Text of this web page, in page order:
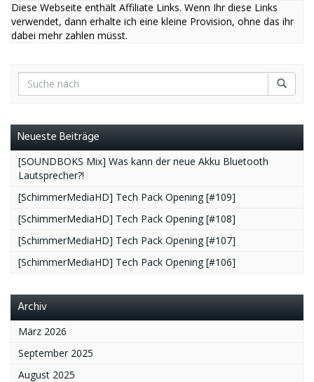
Diese Webseite enthält Affiliate Links. Wenn Ihr diese Links
verwendet, dann erhalte ich eine kleine Provision, ohne das ihr
dabei mehr zahlen müsst.
Neueste Beiträge
[SOUNDBOKS Mix] Was kann der neue Akku Bluetooth
Lautsprecher?!
[SchimmerMediaHD] Tech Pack Opening [#109]
[SchimmerMediaHD] Tech Pack Opening [#108]
[SchimmerMediaHD] Tech Pack Opening [#107]
[SchimmerMediaHD] Tech Pack Opening [#106]
Archiv
März 2026
September 2025
August 2025